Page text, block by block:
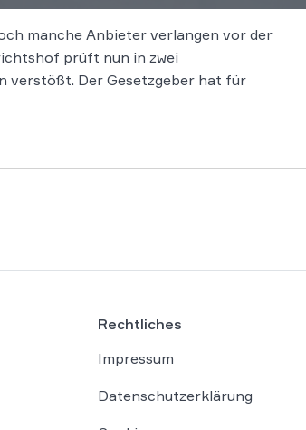
manche Anbieter verlangen vor der
prüft nun in zwei
verstößt. Der Gesetzgeber hat für
Rechtliches
Impressum
Datenschutzerklärung